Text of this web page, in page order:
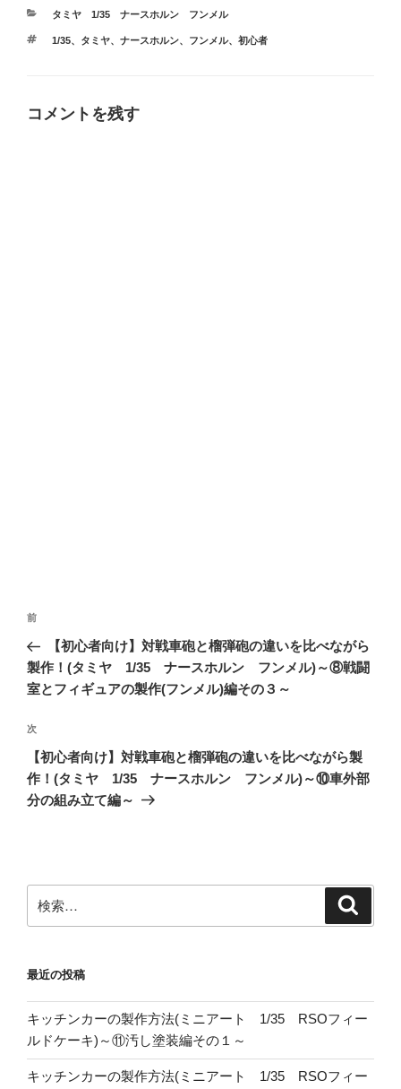
カ
ゴ
タミヤ 1/35 ナースホルン フンメル
タ
1/35、 タミヤ、 ナースホルン、 フンメル、 初心者
コメントを残す
投
ナ
ビ
ー
シ
ョ
ン
前
の
投
稿
前
【初心者向け】対戦車砲と榴弾砲の違いを比べながら
製作！(タミヤ 1/35 ナースホルン フンメル)～⑧戦闘
室とフィギュアの製作(フンメル)編その３～
次
の
投
稿
次
【初心者向け】対戦車砲と榴弾砲の違いを比べながら製
作！(タミヤ 1/35 ナースホルン フンメル)～⑩車外部
分の組み立て編～
索:
最近の投稿
キッチンカーの製作方法(ミニアート 1/35 RSOフィー
ルドケーキ)～⑪汚し塗装編その１～
キッチンカーの製作方法(ミニアート 1/35 RSOフィー